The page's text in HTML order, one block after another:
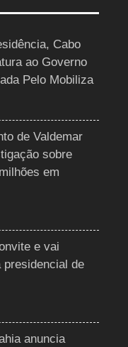
Cabo
ao Governo
Pelo Mobiliza
de Valdemar
sobre
em
e vai
presidencial de
anuncia